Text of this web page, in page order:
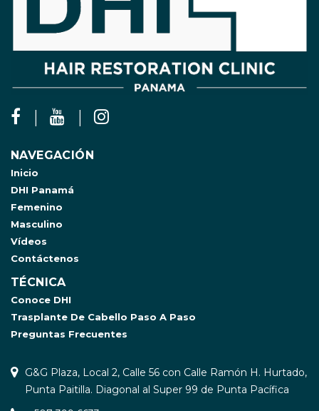
NAVEGACIÓN
Inicio
DHI Panamá
Femenino
Masculino
Vídeos
Contáctenos
TÉCNICA
Conoce DHI
Trasplante De Cabello Paso A Paso
Preguntas Frecuentes
G&G Plaza, Local 2, Calle 56 con Calle Ramón H. Hurtado,
Punta Paitilla. Diagonal al Super 99 de Punta Pacífica